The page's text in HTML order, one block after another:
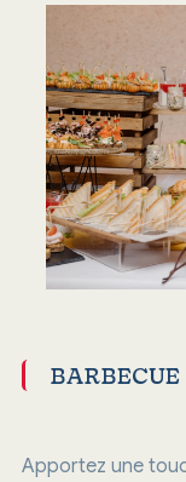
Apportez une